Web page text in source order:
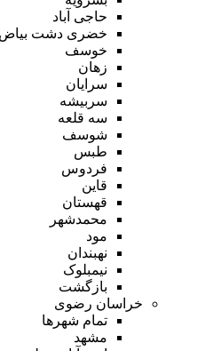
حاجی آباد
خضری دشت بیاض
خوسف
زهان
سرایان
سربیشه
سه قلعه
شوسف
طبس
فردوس
قاین
قهستان
محمدشهر
مود
نهبندان
نیمبلوک
بازگشت
خراسان رضوی
تمام شهر‌ها
مشهد